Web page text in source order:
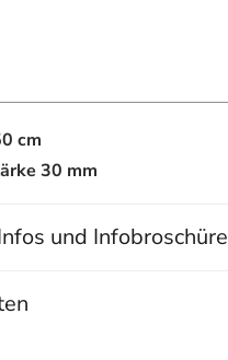
cm
30 mm
und Infobroschüre